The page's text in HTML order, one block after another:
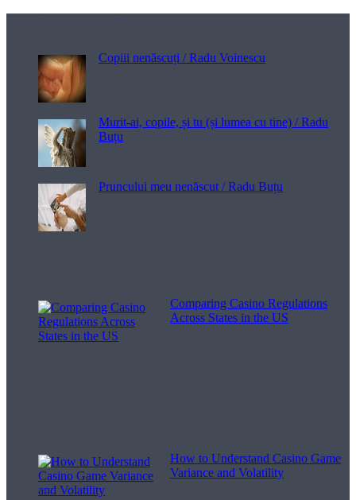
Copiii nenăscuți / Radu Voinescu
Murit-ai, copile, și tu (și lumea cu tine) / Radu
Buțu
Pruncului meu nenăscut / Radu Buțu
Comparing Casino Regulations
Across States in the US
How to Understand Casino Game
Variance and Volatility